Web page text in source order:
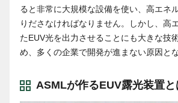
ると非常に大規模な設備を使い、高エネ
りださなければなりません。しかし、高
たEUV光を出力させることにも大きな技
め、多くの企業で開発が進まない原因と
ASMLが作るEUV露光装置と